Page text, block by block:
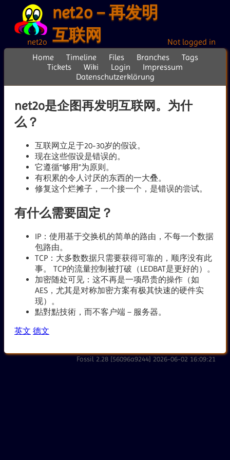
net2o
net2o－再发明
互联网
Not logged in
Home
Timeline Files Branches
Tags
Tickets
Wiki Login
Impressum
Datenschutzerklärung
net2o是企图再发明互联网。为什
么？
互联网立足于20-30岁的假设。
现在这些假设是错误的。
它遵循“够用”为原则。
有积累的令人讨厌的东西的一大叠。
修复这个烂摊子，一个接一个，是错误的尝试。
有什么需要固定？
IP：使用基于交换机的简单的路由，不每一个数据
包路由。
TCP：大多数数据只需要获得可靠的，顺序没有此
事。 TCP的流量控制被打破（LEDBAT是更好的）。
加密随处可见：这不再是一项昂贵的操作（如
AES，尤其是对称加密方案有极其快速的硬件实
现）。
點對點技術，而不客户端－服务器。
英文 德文
Fossil 2.28 [56096a9244] 2026-06-02 16:09:21